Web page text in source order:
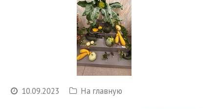
10.09.2023 На главную